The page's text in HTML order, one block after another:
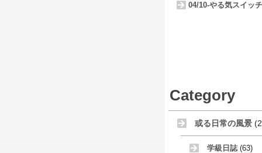
04/10-やる気スイッチ
Category
或る日常の風景
学級日誌(63)